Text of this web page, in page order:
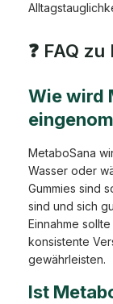
❓ FAQ
Wie wird
MetaboSana
Wasser oder
Gummies sind
sind und sich
Einnahme
konsistente
gewährleisten.
Ist